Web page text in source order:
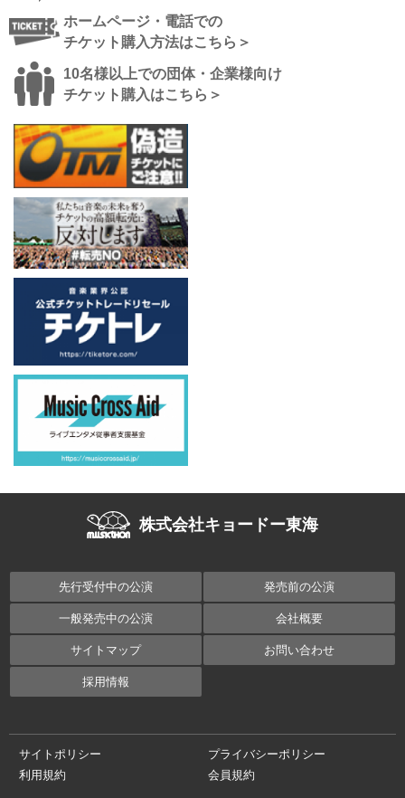
ホームページ・電話での
チケット購入方法はこちら＞
10名様以上での団体・企業様向け
チケット購入はこちら＞
株式会社キョードー東海
先行受付中の公演 発売前の公演
一般発売中の公演 会社概要
サイトマップ お問い合わせ
採用情報
サイトポリシー
プライバシーポリシー
利用規約
会員規約